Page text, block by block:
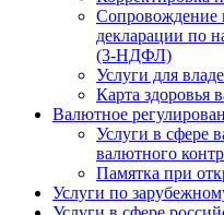
Сопровождение
декларации по
(3-НДФЛ)
Услуги для
Карта здоровья
Валютное
Услуги в сфере
валютного
Памятка при
Услуги по